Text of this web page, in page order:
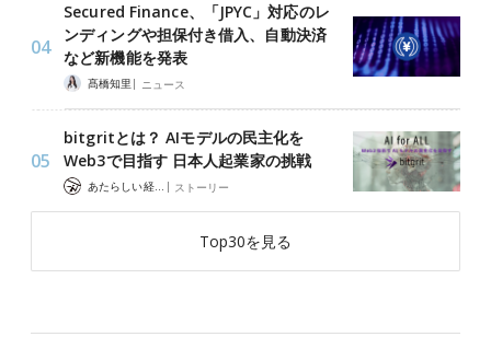
Secured Finance、「JPYC」対応のレ
ンディングや担保付き借入、自動決済
など新機能を発表
髙橋知里 | ニュース
bitgritとは？ AIモデルの民主化を
Web3で目指す 日本人起業家の挑戦
あたらしい経済 編集部 | ストーリー
Top30を見る